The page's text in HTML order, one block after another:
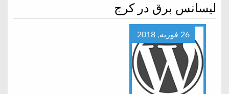
لیسانس برق در کرج
26 فوریه, 2018